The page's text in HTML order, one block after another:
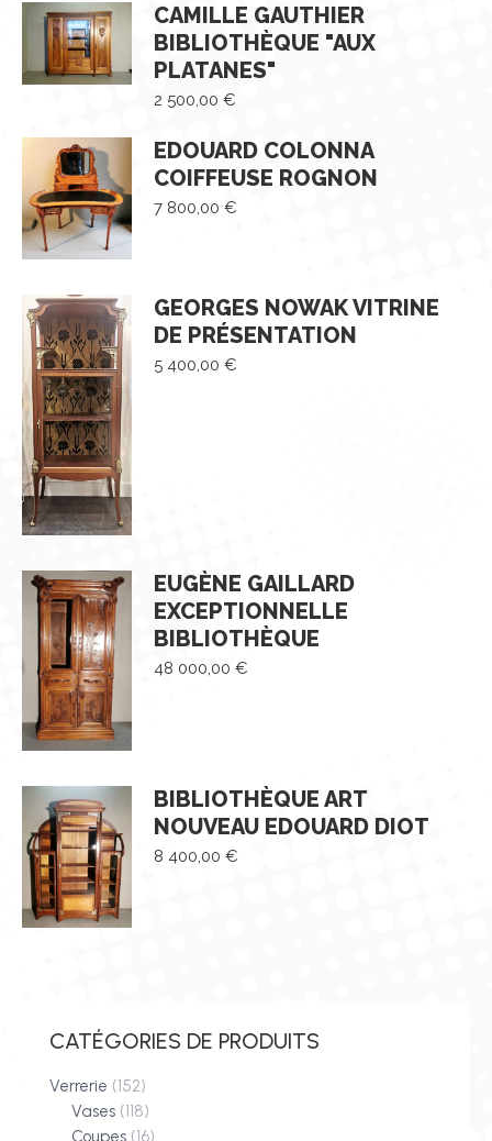
CAMILLE GAUTHIER
BIBLIOTHÈQUE "AUX
PLATANES"
2 500,00 €
EDOUARD COLONNA
COIFFEUSE ROGNON
7 800,00 €
GEORGES NOWAK VITRINE
DE PRÉSENTATION
5 400,00 €
EUGÈNE GAILLARD
EXCEPTIONNELLE
BIBLIOTHÈQUE
48 000,00 €
BIBLIOTHÈQUE ART
NOUVEAU EDOUARD DIOT
8 400,00 €
CATÉGORIES DE PRODUITS
Verrerie (152)
Vases (118)
Coupes (16)